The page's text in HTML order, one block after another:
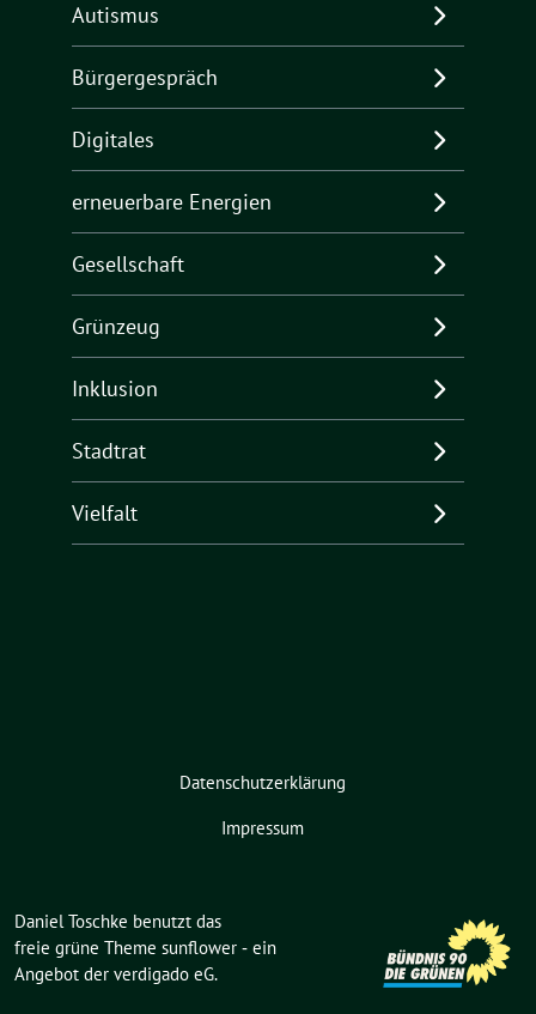
Autismus
Bürgergespräch
Digitales
erneuerbare Energien
Gesellschaft
Grünzeug
Inklusion
Stadtrat
Vielfalt
Datenschutzerklärung
Impressum
Daniel Toschke benutzt das
freie grüne Theme sunflower ‐ ein
Angebot der verdigado eG.